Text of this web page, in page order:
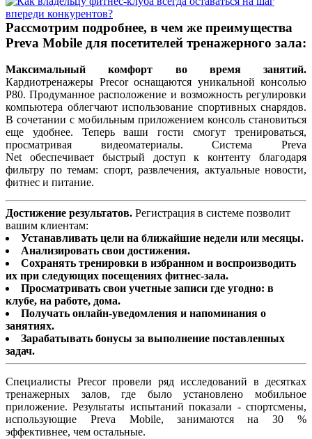
Рассмотрим подробнее, в чем же преимущества
Preva Mobile для посетителей тренажерного зала:
Максимальный комфорт во время занятий.
Кардиотренажеры Precor оснащаются уникальной консолью
P80. Продуманное расположение и возможность регулировки
компьютера облегчают использование спортивных снарядов.
В сочетании с мобильным приложением консоль становиться
еще удобнее. Теперь ваши гости смогут тренироваться,
просматривая видеоматериалы. Система Preva
Net обеспечивает быстрый доступ к контенту благодаря
фильтру по темам: спорт, развлечения, актуальные новости,
фитнес и питание.
Достижение результатов. Регистрация в системе позволит
вашим клиентам:
Устанавливать цели на ближайшие недели или месяцы.
Анализировать свои достижения.
Сохранять тренировки в избранном и воспроизводить
их при следующих посещениях фитнес-зала.
Просматривать свои учетные записи где угодно: в
клубе, на работе, дома.
Получать онлайн-уведомления и напоминания о
занятиях.
Зарабатывать бонусы за выполнение поставленных
задач.
Специалисты Precor провели ряд исследований в десятках
тренажерных залов, где было установлено мобильное
приложение. Результаты испытаний показали - спортсмены,
использующие Preva Mobile, занимаются на 30 %
эффективнее, чем остальные.